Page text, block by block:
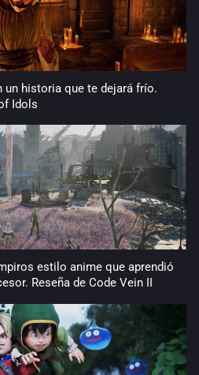
un historia que te dejará frío.
Idols
estilo anime que aprendió
Reseña de Code Vein II